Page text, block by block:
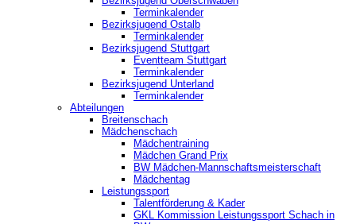
Terminkalender
Bezirksjugend Ostalb
Terminkalender
Bezirksjugend Stuttgart
‎Eventteam Stuttgart
Terminkalender
Bezirksjugend Unterland
Terminkalender
Abteilungen
Breitenschach
Mädchenschach
Mädchentraining
Mädchen Grand Prix
BW Mädchen-Mannschaftsmeisterschaft
Mädchentag
Leistungssport
Talentförderung & Kader
GKL Kommission Leistungssport Schach in